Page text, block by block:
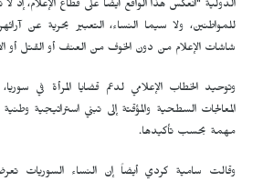
الدولية "انعكس هذا الواقع أيضاً على قطاع الإعلام، إذ
للمواطنين، ولا سيما النساء، التعبير بحرية عن
شاشات الإعلام من دون الخوف من العنف أو القتل أو
وتوحيد الخطاب الإعلامي لدعم قضايا المرأة في
المعالجات السطحية والمؤقتة إلى تبني استراتيجية
مهمة بحسب تأكيدها.
وقالت سامية كردي أيضاً إن النساء السوريات